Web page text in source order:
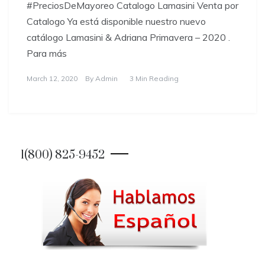
#PreciosDeMayoreo Catalogo Lamasini Venta por
Catalogo Ya está disponible nuestro nuevo
catálogo Lamasini & Adriana Primavera – 2020 .
Para más
March 12, 2020 By Admin 3 Min Reading
1(800) 825-9452